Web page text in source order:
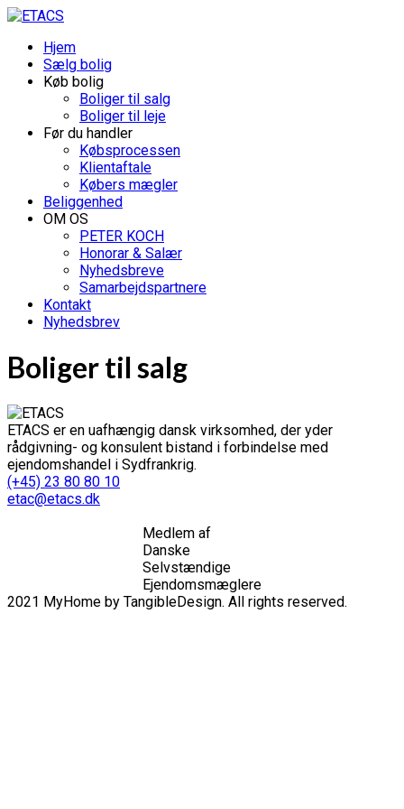
Hjem
Sælg bolig
Køb bolig
Boliger til salg
Boliger til leje
Før du handler
Købsprocessen
Klientaftale
Købers mægler
Beliggenhed
OM OS
PETER KOCH
Honorar & Salær
Nyhedsbreve
Samarbejdspartnere
Kontakt
Nyhedsbrev
Boliger til salg
ETACS er en uafhængig dansk virksomhed, der yder
rådgivning- og konsulent bistand i forbindelse med
ejendomshandel i Sydfrankrig.
(+45) 23 80 80 10
etac@etacs.dk
Medlem af
Danske
Selvstændige
Ejendomsmæglere
2021 MyHome by TangibleDesign. All rights reserved.